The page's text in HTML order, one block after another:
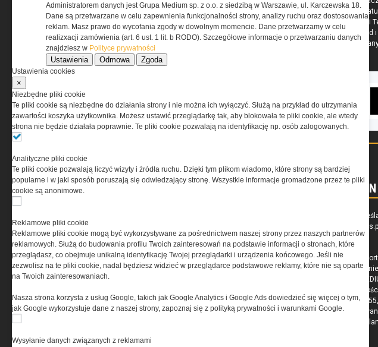
Darmowe ebooki dla
zarządców nieruchomości
energooszczędny i zdrowy
Warunki
przegród
O NAS
i wyposażeniu jednostek specjalnych w kraju
i na świecie.
REGULAMIN
Regulamin
www.special-ops.pl
Korzystanie z
z
przez Grupa
KRS:
146393437
w postaci
Administratorem danych jest Grupa Medium sp. z o.o. z siedzibą w Warszawie, ul. Karczewska 18.
Dane są przetwarzane w celu zapewnienia funkcjonalności strony, analizy ruchu oraz dostosowania
reklam. Masz prawo do wycofania zgody w dowolnym momencie. Dane przetwarzamy w celu
realizxacji zamówienia (art. 6 ust. 1 lit. b RODO). Szczegółowe informacje o przetwarzaniu danych
znajdziesz w Polityce prywatności
Ustawienia Odmowa Zgoda
Ustawienia cookies
×
Niezbędne pliki cookie
Te pliki cookie są niezbędne do działania strony i nie można ich wyłączyć. Służą na przykład do utrzymania
zawartości koszyka użytkownika. Możesz ustawić przeglądarkę tak, aby blokowała te pliki cookie, ale wtedy
strona nie będzie działała poprawnie. Te pliki cookie pozwalają na identyfikację np. osób zalogowanych.
Analityczne pliki cookie
Te pliki cookie pozwalają liczyć wizyty i źródła ruchu. Dzięki tym plikom wiadomo, które strony są bardziej
popularne i w jaki sposób poruszają się odwiedzający stronę. Wszystkie informacje gromadzone przez te pliki
cookie są anonimowe.
Reklamowe pliki cookie
Reklamowe pliki cookie mogą być wykorzystywane za pośrednictwem naszej strony przez naszych partnerów
reklamowych. Służą do budowania profilu Twoich zainteresowań na podstawie informacji o stronach, które
przeglądasz, co obejmuje unikalną identyfikację Twojej przeglądarki i urządzenia końcowego. Jeśli nie
zezwolisz na te pliki cookie, nadal będziesz widzieć w przeglądarce podstawowe reklamy, które nie są oparte
na Twoich zainteresowaniach.
Nasza strona korzysta z usług Google, takich jak Google Analytics i Google Ads dowiedzieć się więcej o tym,
jak Google wykorzystuje dane z naszej strony, zapoznaj się z polityką prywatności i warunkami Google.
Wysyłanie danych związanych z reklamami